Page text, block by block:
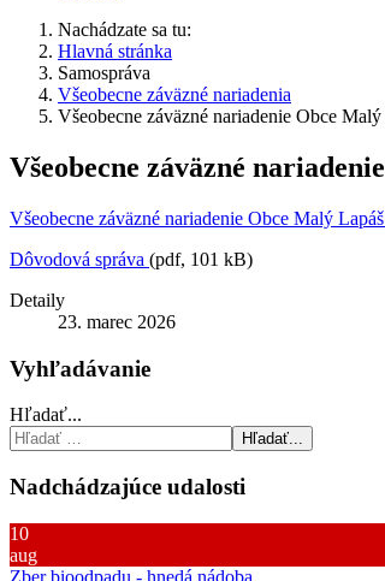
Nachádzate sa tu:
Hlavná stránka
Samospráva
Všeobecne záväzné nariadenia
Všeobecne záväzné nariadenie Obce
Všeobecne záväzné
Všeobecne záväzné nariadenie Obce Malý
Dôvodová správa (pdf, 101 kB)
Detaily
23. marec 2026
Vyhľadávanie
Hľadať...
Hľadať...
Nadchádzajúce udalosti
10
aug
Zber bioodpadu - hnedá nádoba